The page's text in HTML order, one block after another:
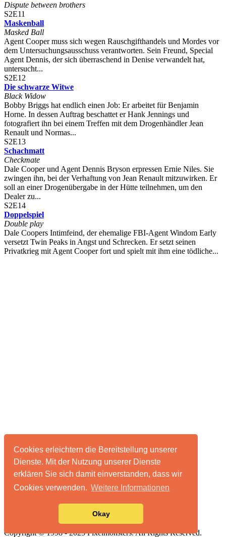
Cookies erleichtern die Bereitstellung unserer
Dienste. Mit der Nutzung unserer Dienste
erklären Sie sich damit einverstanden, dass wir
Cookies verwenden. Weitere Informationen
Okay
Dispute between brothers
S2E11
Maskenball
Masked Ball
Agent Cooper muss sich wegen Rauschgifthandels und Mordes vor
dem Untersuchungsausschuss verantworten. Sein Freund, Special
Agent Dennis, der sich überraschend in Denise verwandelt hat,
untersucht...
S2E12
Die schwarze Witwe
Black Widow
Bobby Briggs hat endlich einen Job: Er arbeitet für Benjamin
Horne. In dessen Auftrag beschattet er Hank Jennings und
fotografiert ihn bei einem Treffen mit dem Drogenhändler Jean
Renault und Normas...
S2E13
Schachmatt
Checkmate
Dale Cooper und Agent Dennis Bryson erpressen Ernie Niles. Sie
zwingen ihn, bei der Verhaftung von Jean Renault mitzuwirken. Er
soll an einer Drogenübergabe in der Hütte teilnehmen, um den
Dealer zu...
S2E14
Doppelspiel
Double play
Dale Coopers Intimfeind, der ehemalige FBI-Agent Windom Early
versetzt Twin Peaks in Angst und Schrecken. Er setzt seinen
Privatkrieg mit Agent Cooper fort und spielt mit ihm eine tödliche...
Impressum & Datenschutz
Copyright © 1998 - 2025 Pixelmonsters. All Rights Reserved.